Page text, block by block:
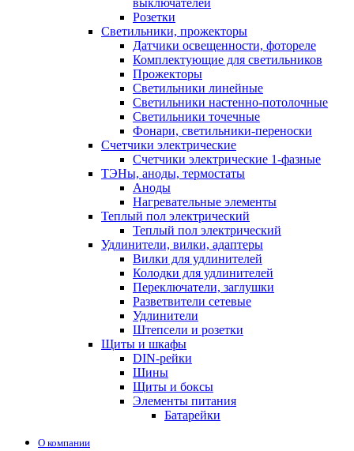
выключателей
Розетки
Светильники, прожекторы
Датчики освещенности, фотореле
Комплектующие для светильников
Прожекторы
Светильники линейные
Светильники настенно-потолочные
Светильники точечные
Фонари, светильники-переноски
Счетчики электрические
Счетчики электрические 1-фазные
ТЭНы, аноды, термостаты
Аноды
Нагревательные элементы
Теплый пол электрический
Теплый пол электрический
Удлинители, вилки, адаптеры
Вилки для удлинителей
Колодки для удлинителей
Переключатели, заглушки
Разветвители сетевые
Удлинители
Штепсели и розетки
Щиты и шкафы
DIN-рейки
Шины
Щиты и боксы
Элементы питания
Батарейки
О компании